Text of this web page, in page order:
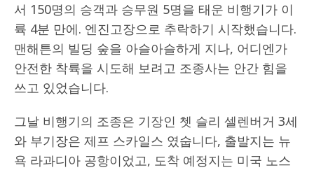
서 150명의 승객과 승무원 5명을 태운 비행기가 이
륙 4분 만에. 엔진고장으로 추락하기 시작했습니다.
맨해튼의 빌딩 숲을 아슬아슬하게 지나, 어디엔가
안전한 착륙을 시도해 보려고 조종사는 안간 힘을
쓰고 있었습니다.
그날 비행기의 조종은 기장인 쳇 슬리 셀렌버거 3세
와 부기장은 제프 스카일스 였숩니다, 출발지는 뉴
욕 라과디아 공항이었고, 도착 예정지는 미국 노스